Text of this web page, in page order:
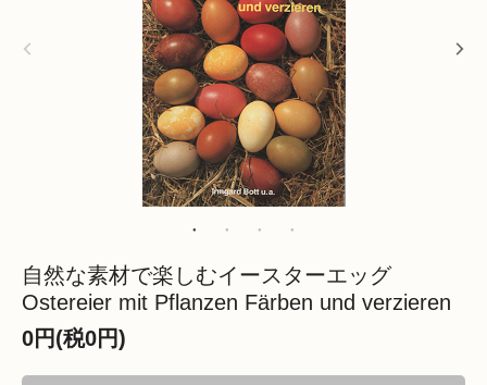
自然な素材で楽しむイースターエッグ
Ostereier mit Pflanzen Färben und verzieren
0円(税0円)